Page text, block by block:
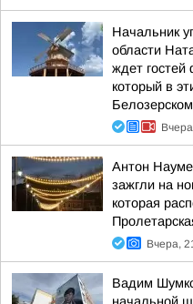
Начальник
области
ждет
который в
Белозерском
Антон
зажгли на
которая
Вчера,
Вадим